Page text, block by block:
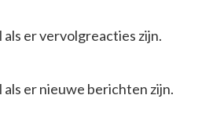
als er vervolgreacties zijn.
als er nieuwe berichten zijn.